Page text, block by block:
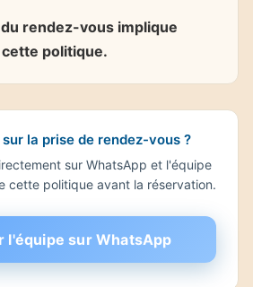
rendez-vous implique
politique.
la prise de rendez-vous ?
sur WhatsApp et l'équipe
cette politique avant la réservation.
l'équipe sur WhatsApp